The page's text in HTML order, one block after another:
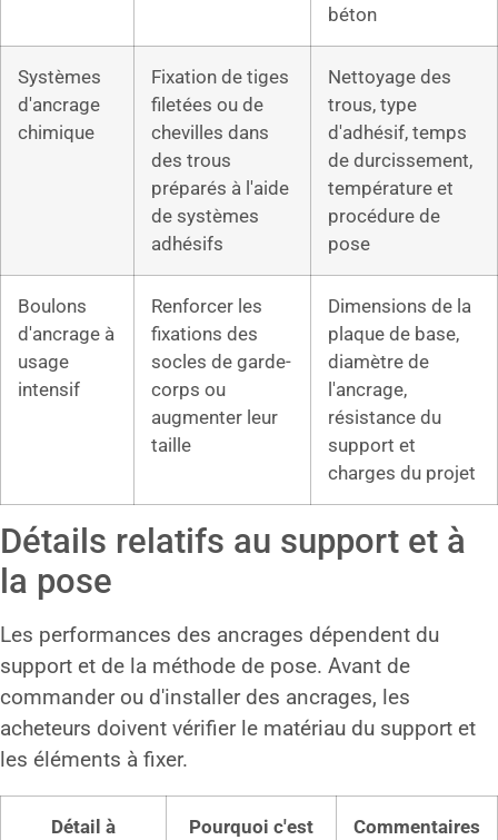
béton
Systèmes
d'ancrage
chimique
Fixation de tiges
filetées ou de
chevilles dans
des trous
préparés à l'aide
de systèmes
adhésifs
Nettoyage des
trous, type
d'adhésif, temps
de durcissement,
température et
procédure de
pose
Boulons
d'ancrage à
usage
intensif
Renforcer les
fixations des
socles de garde-
corps ou
augmenter leur
taille
Dimensions de la
plaque de base,
diamètre de
l'ancrage,
résistance du
support et
charges du projet
Détails relatifs au support et à
la pose
Les performances des ancrages dépendent du
support et de la méthode de pose. Avant de
commander ou d'installer des ancrages, les
acheteurs doivent vérifier le matériau du support et
les éléments à fixer.
Détail à
Pourquoi c'est
Commentaires